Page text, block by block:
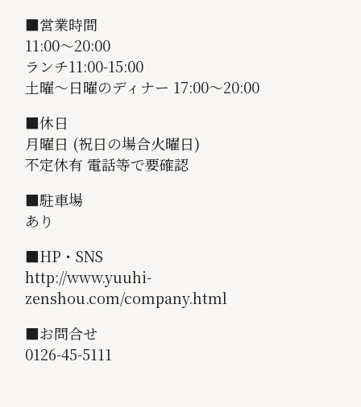
■営業時間
11:00～20:00
ランチ11:00-15:00
土曜～日曜のディナー 17:00～20:00
■休日
月曜日 (祝日の場合火曜日)
不定休有 電話等で要確認
■駐車場
あり
■HP・SNS
http://www.yuuhi-
zenshou.com/company.html
■お問合せ
0126-45-5111